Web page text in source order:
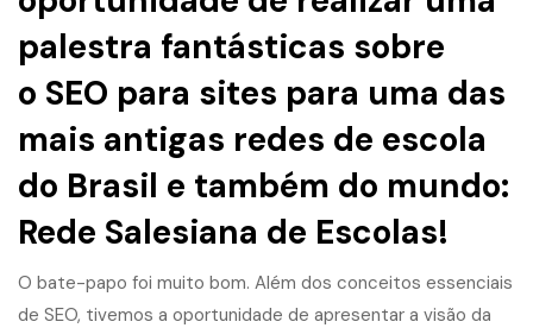
palestra fantásticas sobre
o SEO para sites para uma das
mais antigas redes de escola
do Brasil e também do mundo:
Rede Salesiana de Escolas!
O bate-papo foi muito bom. Além dos conceitos essenciais
de SEO, tivemos a oportunidade de apresentar a visão da